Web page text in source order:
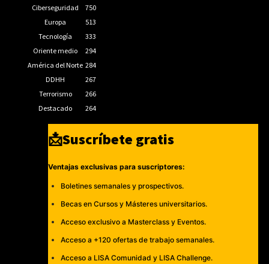
Ciberseguridad
750
Europa
513
Tecnología
333
Oriente medio
294
América del Norte 284
DDHH
267
Terrorismo
266
Destacado
264
📩Suscríbete gratis
Ventajas exclusivas para suscriptores:
Boletines semanales y prospectivos.
Becas en Cursos y Másteres universitarios.
Acceso exclusivo a Masterclass y Eventos.
Acceso a +120 ofertas de trabajo semanales.
Acceso a LISA Comunidad y LISA Challenge.